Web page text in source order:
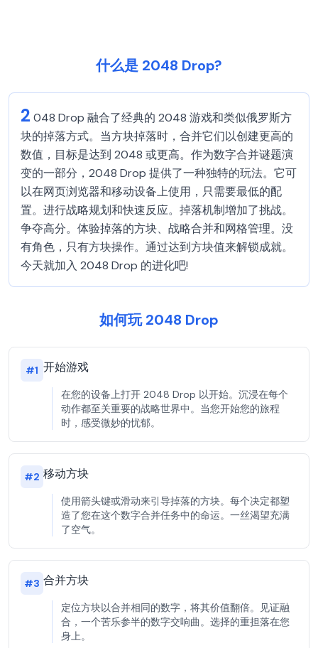
什么是 2048 Drop?
2 048 Drop 融合了经典的 2048 游戏和类似俄罗斯方
块的掉落方式。当方块掉落时，合并它们以创建更高的
数值，目标是达到 2048 或更高。作为数字合并谜题演
变的一部分，2048 Drop 提供了一种独特的玩法。它可
以在网页浏览器和移动设备上使用，只需要最低的配
置。进行战略规划和快速反应。掉落机制增加了挑战。
争夺高分。体验掉落的方块、战略合并和网格管理。没
有角色，只有方块操作。通过达到方块值来解锁成就。
今天就加入 2048 Drop 的进化吧!
如何玩 2048 Drop
#1 开始游戏
在您的设备上打开 2048 Drop 以开始。沉浸在每个
动作都至关重要的战略世界中。当您开始您的旅程
时，感受微妙的忧郁。
#2 移动方块
使用箭头键或滑动来引导掉落的方块。每个决定都塑
造了您在这个数字合并任务中的命运。一丝渴望充满
了空气。
#3 合并方块
定位方块以合并相同的数字，将其价值翻倍。见证融
合，一个苦乐参半的数字交响曲。选择的重担落在您
身上。